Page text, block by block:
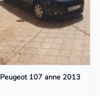
Peugeot 107 anne 2013